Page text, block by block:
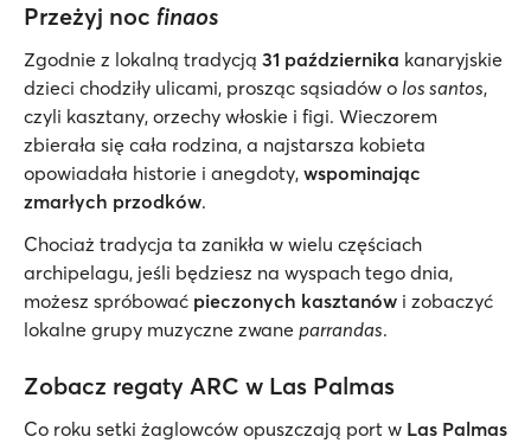
Przeżyj noc finaos
Zgodnie z lokalną tradycją 31 października kanaryjskie
dzieci chodziły ulicami, prosząc sąsiadów o los santos,
czyli kasztany, orzechy włoskie i figi. Wieczorem
zbierała się cała rodzina, a najstarsza kobieta
opowiadała historie i anegdoty, wspominając
zmarłych przodków.
Chociaż tradycja ta zanikła w wielu częściach
archipelagu, jeśli będziesz na wyspach tego dnia,
możesz spróbować pieczonych kasztanów i zobaczyć
lokalne grupy muzyczne zwane parrandas.
Zobacz regaty ARC w Las Palmas
Co roku setki żaglowców opuszczają port w Las Palmas